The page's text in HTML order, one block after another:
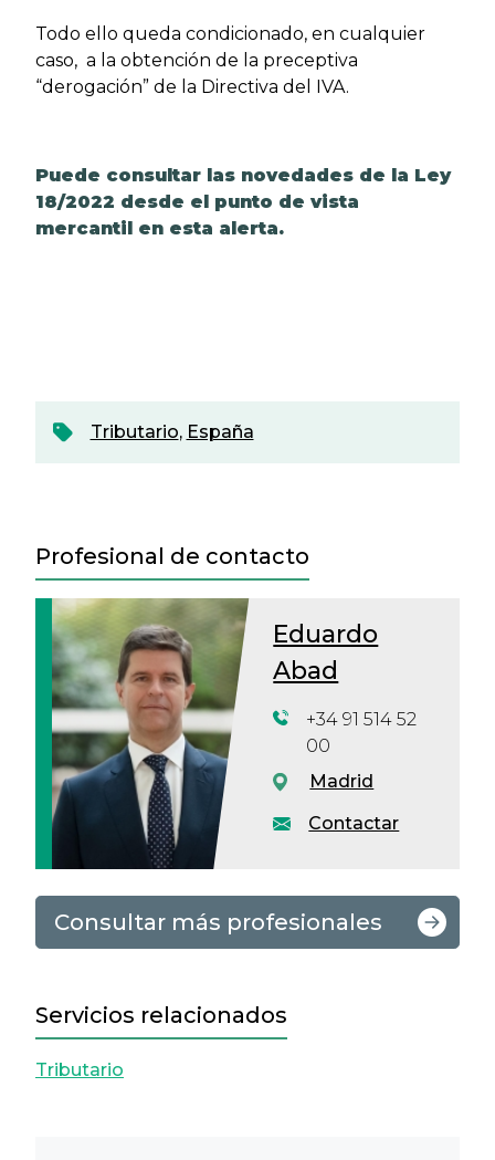
Todo ello queda condicionado, en cualquier
caso, a la obtención de la preceptiva
“derogación” de la Directiva del IVA.
Puede consultar las novedades de la Ley
18/2022 desde el punto de vista
mercantil en esta alerta.
Tributario, España
Profesional de contacto
Eduardo
Abad
Contactar
+34 91 514 52
00
Madrid
Consultar más profesionales
Servicios relacionados
Tributario